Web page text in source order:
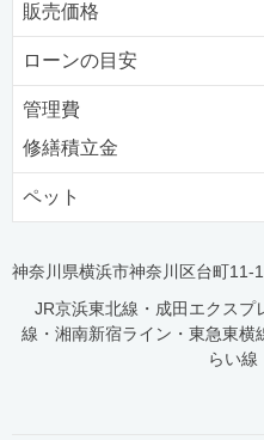
販売価格
ローンの目安
管理費
修繕積立金
ペット
神奈川県横浜市神奈川区台町11-1
JR京浜東北線・成田エクスプ
線・湘南新宿ライン・東急東横
らい線